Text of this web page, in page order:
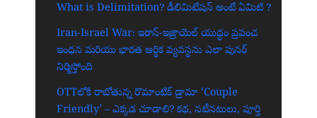
What is Delimitation? డీలిమిటేషన్ అంటే ఏమిటి ?
Iran-Israel War: ఇరాన్-ఇజ్రాయెల్ యుద్ధం ప్రపంచ
ఇంధన మరియు భారత ఆర్థిక వ్యవస్థను ఎలా పునర్
నిర్మిస్తోంది
OTTలోకి రాబోతున్న రొమాంటిక్ డ్రామా ‘Couple
Friendly’ – ఎక్కడ చూడాలి? కథ, నటీనటులు, పూర్తి